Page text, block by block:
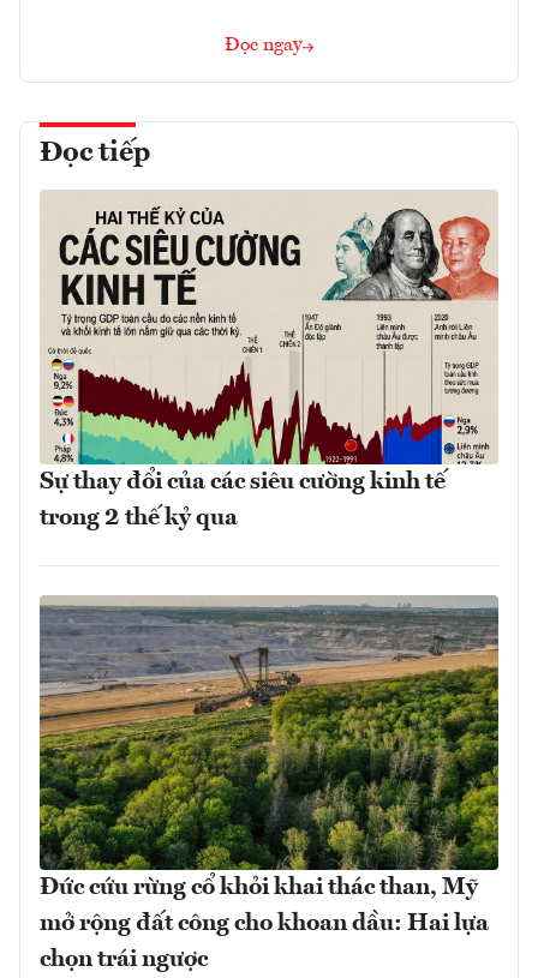
Đọc ngay
Đọc tiếp
Sự thay đổi của các siêu cường kinh tế
trong 2 thế kỷ qua
Đức cứu rừng cổ khỏi khai thác than, Mỹ
mở rộng đất công cho khoan dầu: Hai lựa
chọn trái ngược